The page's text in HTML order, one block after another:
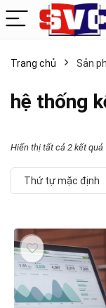
Trang chủ Sản
hệ thống
Hiển thị tất cả 2 kết quả
Thứ tự mặc định